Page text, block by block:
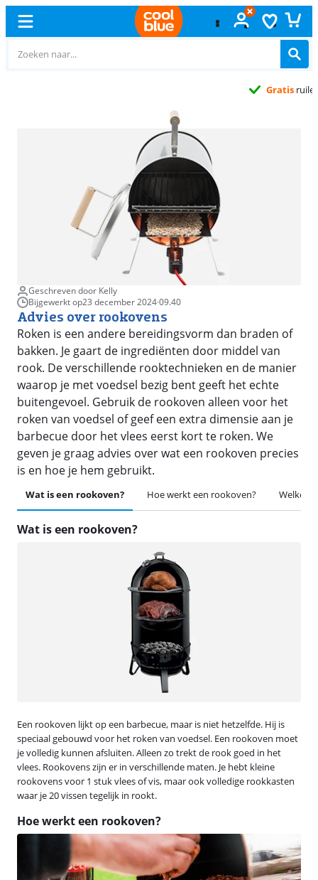
Geschreven door Kelly
Bijgewerkt op23 december 2024·09.40
Advies over rookovens
Roken is een andere bereidingsvorm dan braden of
bakken. Je gaart de ingrediënten door middel van
rook. De verschillende rooktechnieken en de manier
waarop je met voedsel bezig bent geeft het echte
buitengevoel. Gebruik de rookoven alleen voor het
roken van voedsel of geef een extra dimensie aan je
barbecue door het vlees eerst kort te roken. We
geven je graag advies over wat een rookoven precies
is en hoe je hem gebruikt.
Wat is een rookoven? Hoe werkt een rookoven? Welke
Wat is een rookoven?
Een rookoven lijkt op een barbecue, maar is niet hetzelfde. Hij is
speciaal gebouwd voor het roken van voedsel. Een rookoven moet
je volledig kunnen afsluiten. Alleen zo trekt de rook goed in het
vlees. Rookovens zijn er in verschillende maten. Je hebt kleine
rookovens voor 1 stuk vlees of vis, maar ook volledige rookkasten
waar je 20 vissen tegelijk in rookt.
Hoe werkt een rookoven?